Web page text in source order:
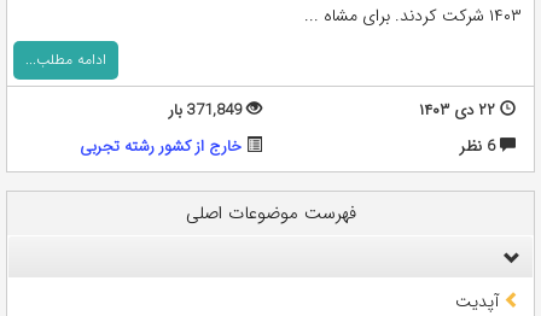
۱۴۰۳ شرکت کردند. برای مشاه ...
ادامه مطلب...
۲۲ دی ۱۴۰۳
371,849 بار
6 نظر
خارج از کشور رشته تجربی
فهرست موضوعات اصلی
آپدیت